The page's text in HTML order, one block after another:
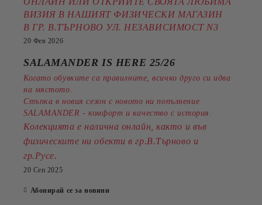
ВИЗИЯ В НАШИЯТ ФИЗИЧЕСКИ МАГАЗИН
В ГР. В.ТЪРНОВО УЛ. НЕЗАВИСИМОСТ N3
20 Фев 2026
SALAMANDER IS HERE 25/26
Когато обувките са правилните, всичко друго си идва
на мястото.
Стъпка в новия сезон с новото ни попълнение
SALAMANDER - комфорт и качество с история.
Колекцията е налична онлайн, както и във
физическите ни обекти в гр.В.Търново и
гр.Русе.
20 Сеп 2025
Абонирай се за новини